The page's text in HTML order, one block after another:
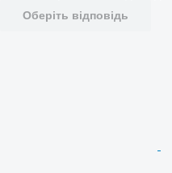
Оберіть відповідь